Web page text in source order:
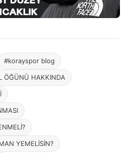
#korayspor blog
ÖĞÜNÜ HAKKINDA
YEMELİSİN?